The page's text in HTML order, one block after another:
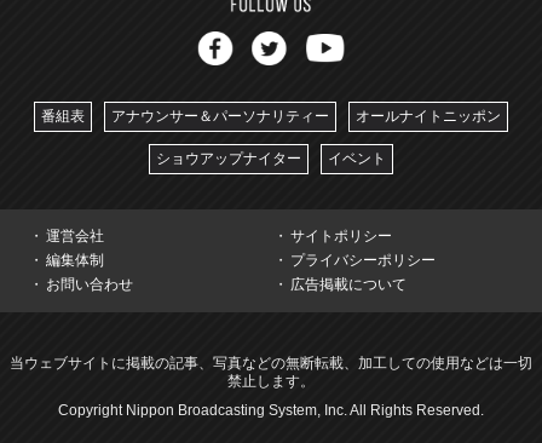
番組表 アナウンサー＆パーソナリティー オールナイトニッポン
ショウアップナイター イベント
運営会社
サイトポリシー
編集体制
プライバシーポリシー
お問い合わせ
広告掲載について
当ウェブサイトに掲載の記事、写真などの無断転載、加工しての使用などは一切
禁止します。
Copyright Nippon Broadcasting System, Inc. All Rights Reserved.